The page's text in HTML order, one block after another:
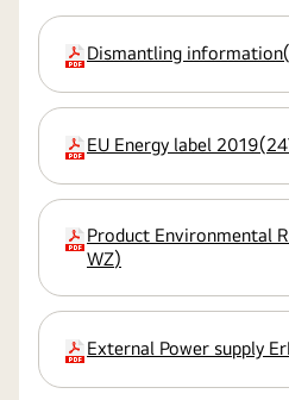
extensión:pdf
Dismantling information(
extensión:pdf
EU Energy label 2019(
extensión:pdf
Product Environmental
WZ)
extensión:pdf
External Power supply